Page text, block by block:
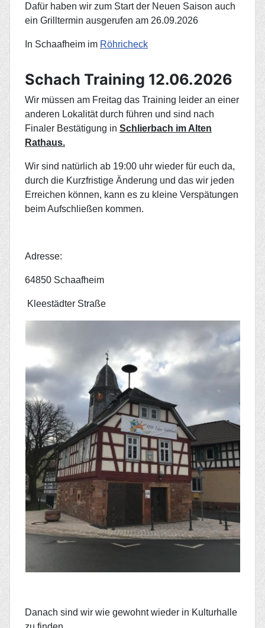
Dafür haben wir zum Start der Neuen Saison auch
ein Grilltermin ausgerufen am 26.09.2026
In Schaafheim im Röhricheck
Schach Training 12.06.2026
Wir müssen am Freitag das Training leider an einer
anderen Lokalität durch führen und sind nach
Finaler Bestätigung in Schlierbach im Alten
Rathaus.
Wir sind natürlich ab 19:00 uhr wieder für euch da,
durch die Kurzfristige Änderung und das wir jeden
Erreichen können, kann es zu kleine Verspätungen
beim Aufschließen kommen.
Adresse:
64850 Schaafheim
Kleestädter Straße
Danach sind wir wie gewohnt wieder in Kulturhalle